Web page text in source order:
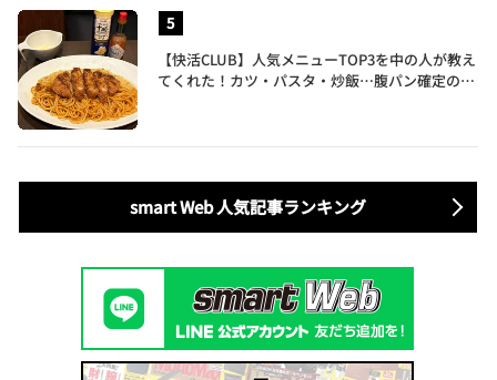
【快活CLUB】人気メニューTOP3を中の人が教え
てくれた！カツ・パスタ・炒飯…腹パン確定のガ
smart Web 人気記事ランキング